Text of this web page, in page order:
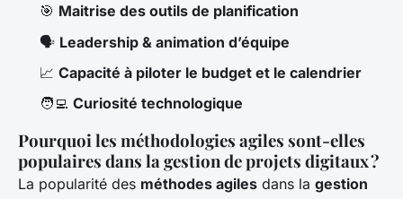
🎯 Maitrise des outils de planification
🗣️ Leadership & animation d’équipe
📈 Capacité à piloter le budget et le calendrier
🧑‍💻 Curiosité technologique
Pourquoi les méthodologies agiles sont-elles
populaires dans la gestion de projets digitaux ?
La popularité des méthodes agiles dans la gestion